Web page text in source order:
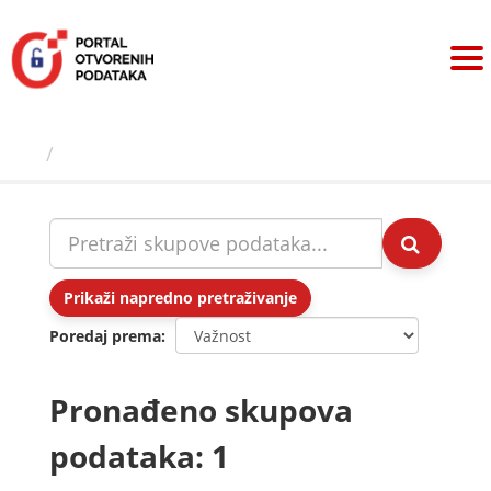
sadržaj
Prikaži napredno pretraživanje
Poredaj prema
Pronađeno skupova
podataka: 1